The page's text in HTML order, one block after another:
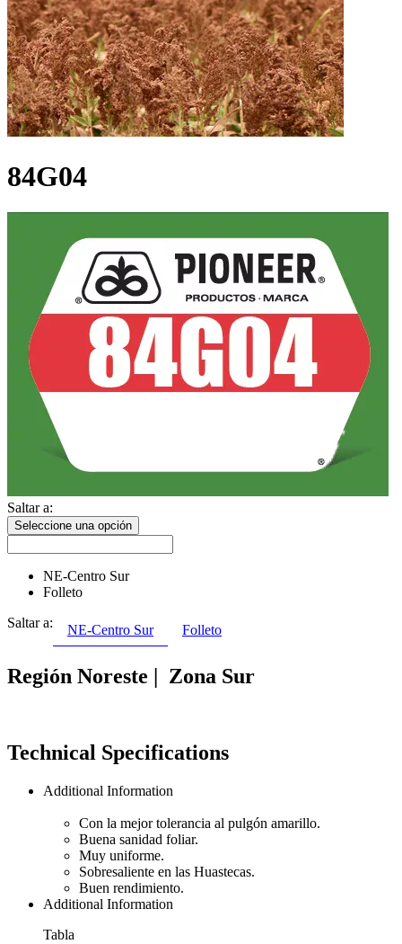
84G04
Saltar a:
Seleccione una opción
NE-Centro Sur
Folleto
Saltar a:
NE-Centro Sur Folleto
Región Noreste | Zona Sur
Technical Specifications
Additional Information
Con la mejor tolerancia al pulgón amarillo.
Buena sanidad foliar.
Muy uniforme.
Sobresaliente en las Huastecas.
Buen rendimiento.
Additional Information
Tabla